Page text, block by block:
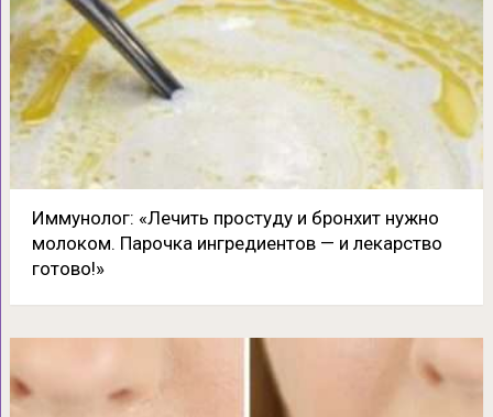
Иммунолог: «Лечить простуду и бронхит нужно
молоком. Парочка ингредиентов — и лекарство
готово!»